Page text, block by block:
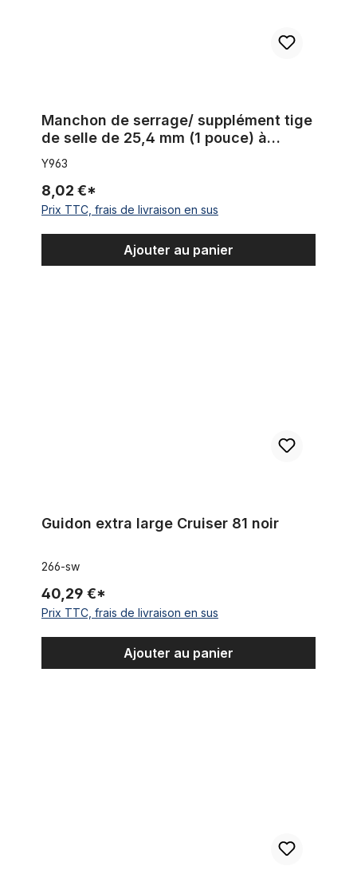
Manchon de serrage/ supplément tige
de selle de 25,4 mm (1 pouce) à
28,6 mm (1 1/8 pouce)
Y963
8,02 €*
Prix TTC, frais de livraison en sus
Ajouter au panier
Guidon extra large Cruiser 81 noir
266-sw
40,29 €*
Prix TTC, frais de livraison en sus
Ajouter au panier